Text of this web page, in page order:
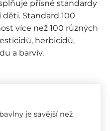
přísné standardy
Standard 100
více než 100 různých
herbicidů,
a barviv.
je savější než